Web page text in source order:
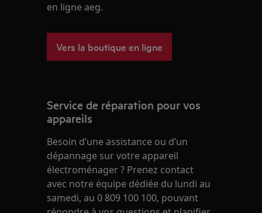
en ligne aeg.
Vers la boutique en ligne
Service de réparation pour vos
appareils
Besoin d’une assistance ou d’un
dépannage sur votre appareil
électroménager ? Prenez contact
avec notre équipe dédiée du lundi au
samedi, au 0 809 100 100, pouvant